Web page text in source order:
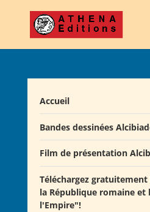
Accueil
Bandes dessinées
Film de présentation
Téléchargez
la République romaine et
l'Empire"!